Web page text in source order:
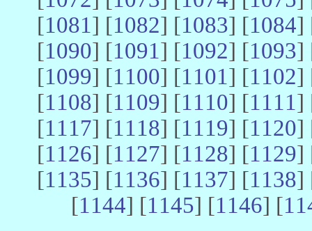
[1081] [1082] [1083] [1084]
[1090] [1091] [1092] [1093]
[1099] [1100] [1101] [1102]
[1108] [1109] [1110] [1111]
[1117] [1118] [1119] [1120]
[1126] [1127] [1128] [1129]
[1135] [1136] [1137] [1138]
[1144] [1145] [1146] [